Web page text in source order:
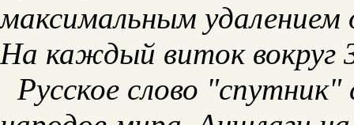
максимальным
На каждый виток вокруг
Русское слово "спутник"